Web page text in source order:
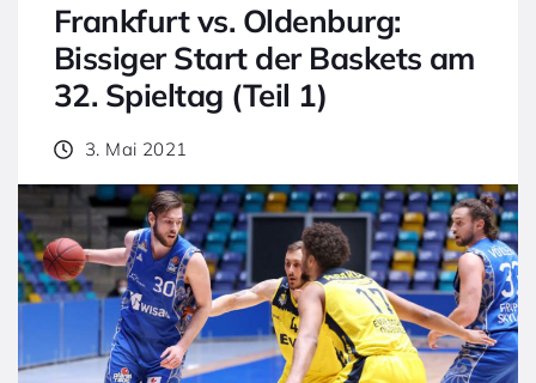
Frankfurt vs. Oldenburg:
Bissiger Start der Baskets am
32. Spieltag (Teil 1)
3. Mai 2021